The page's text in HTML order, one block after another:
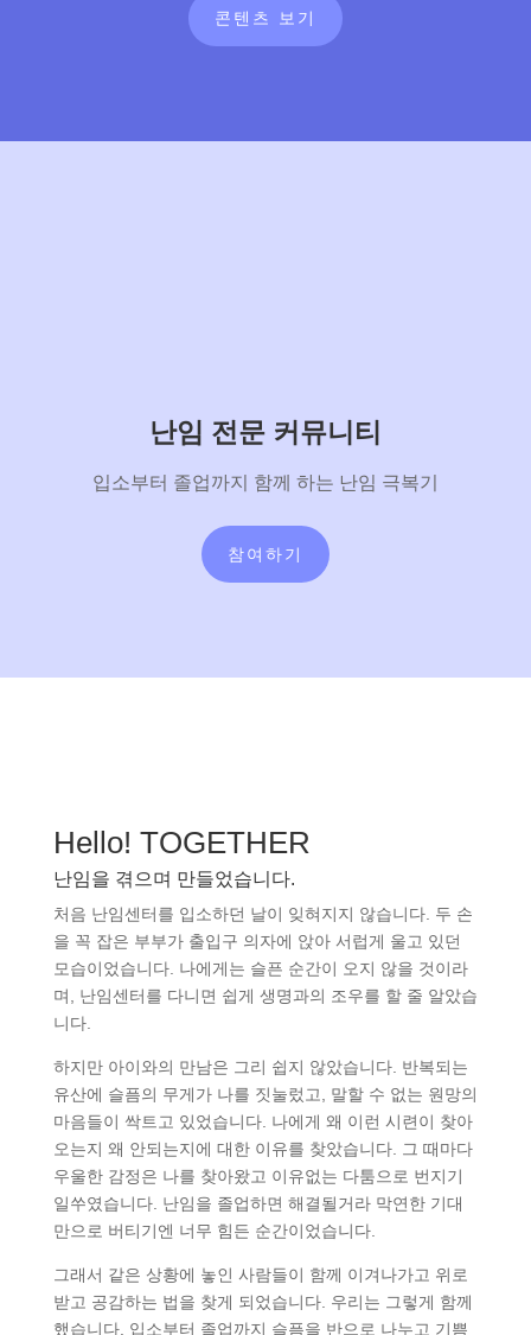
콘텐츠 보기
난임 전문 커뮤니티
입소부터 졸업까지 함께 하는 난임 극복기
참여하기
Hello! TOGETHER
난임을 겪으며 만들었습니다.
처음 난임센터를 입소하던 날이 잊혀지지 않습니다. 두 손
을 꼭 잡은 부부가 출입구 의자에 앉아 서럽게 울고 있던
모습이었습니다. 나에게는 슬픈 순간이 오지 않을 것이라
며, 난임센터를 다니면 쉽게 생명과의 조우를 할 줄 알았습
니다.
하지만 아이와의 만남은 그리 쉽지 않았습니다. 반복되는
유산에 슬픔의 무게가 나를 짓눌렀고, 말할 수 없는 원망의
마음들이 싹트고 있었습니다. 나에게 왜 이런 시련이 찾아
오는지 왜 안되는지에 대한 이유를 찾았습니다. 그 때마다
우울한 감정은 나를 찾아왔고 이유없는 다툼으로 번지기
일쑤였습니다. 난임을 졸업하면 해결될거라 막연한 기대
만으로 버티기엔 너무 힘든 순간이었습니다.
그래서 같은 상황에 놓인 사람들이 함께 이겨나가고 위로
받고 공감하는 법을 찾게 되었습니다. 우리는 그렇게 함께
했습니다. 입소부터 졸업까지 슬픔을 반으로 나누고 기쁨